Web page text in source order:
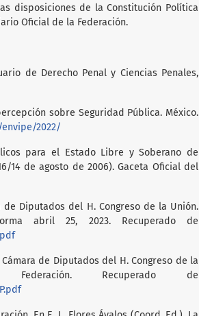
disposiciones de la Constitución Política
Oficial de la Federación.
de Derecho Penal y Ciencias Penales,
sobre Seguridad Pública. México.
2022/
para el Estado Libre y Soberano de
14 de agosto de 2006). Gaceta Oficial del
de Diputados del H. Congreso de la Unión.
abril 25, 2023. Recuperado de
de Diputados del H. Congreso de la
Recuperado de